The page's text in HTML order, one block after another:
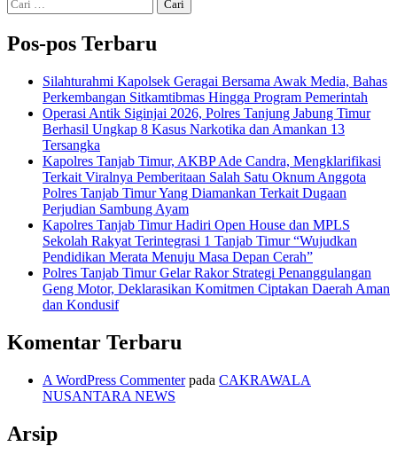
pos
untuk:
Pos-pos Terbaru
Silahturahmi Kapolsek Geragai Bersama Awak Media, Bahas
Perkembangan Sitkamtibmas Hingga Program Pemerintah
Operasi Antik Siginjai 2026, Polres Tanjung Jabung Timur
Berhasil Ungkap 8 Kasus Narkotika dan Amankan 13
Tersangka
Kapolres Tanjab Timur, AKBP Ade Candra, Mengklarifikasi
Terkait Viralnya Pemberitaan Salah Satu Oknum Anggota
Polres Tanjab Timur Yang Diamankan Terkait Dugaan
Perjudian Sambung Ayam
Kapolres Tanjab Timur Hadiri Open House dan MPLS
Sekolah Rakyat Terintegrasi 1 Tanjab Timur “Wujudkan
Pendidikan Merata Menuju Masa Depan Cerah”
Polres Tanjab Timur Gelar Rakor Strategi Penanggulangan
Geng Motor, Deklarasikan Komitmen Ciptakan Daerah Aman
dan Kondusif
Komentar Terbaru
A WordPress Commenterpada CAKRAWALA
NUSANTARA NEWS
Arsip